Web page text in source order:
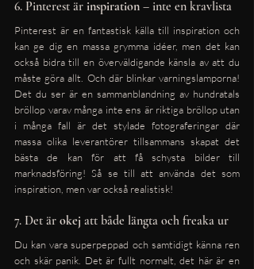
6. Pinterest är inspiration – inte en kravlista
Pinterest är en fantastisk källa till inspiration och
kan ge dig en massa grymma idéer, men det kan
också bidra till en överväldigande känsla av att du
måste göra allt. Och där blinkar varningslamporna!
Det du ser är en sammanblandning av hundratals
bröllop varav många inte ens är riktiga bröllop utan
i många fall är det stylade fotograferingar där
massa olika leverantörer tillsammans skapat det
bästa de kan för att få schysta bilder till
marknadsföring! Så se till att använda det som
inspiration, men var också realistisk!
7. Det är okej att både längta och freaka ur
Du kan vara superpeppad och samtidigt känna ren
och skär panik. Det är fullt normalt, det här är en